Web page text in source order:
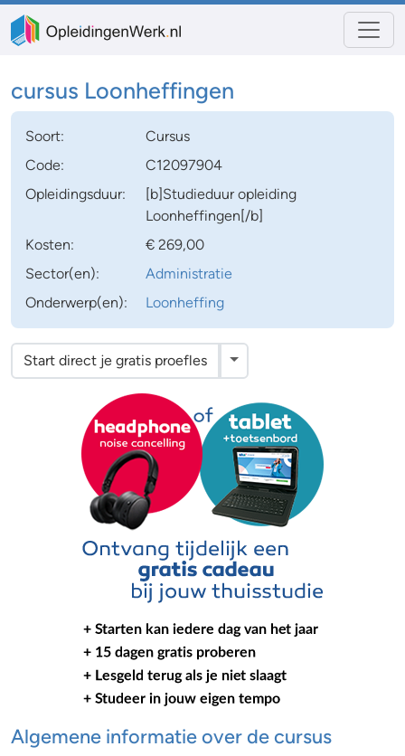
cursus Loonheffingen
Soort:
Cursus
Code:
C12097904
Opleidingsduur:
[b]Studieduur opleiding
Loonheffingen[/b]
Kosten:
€ 269,00
Sector(en):
Administratie
Onderwerp(en):
Loonheffing
Start direct je gratis proefles Toggle Dropdown
Algemene informatie over de cursus